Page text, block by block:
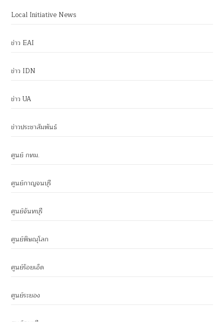
Local Initiative News
ข่าว EAI
ข่าว IDN
ข่าว UA
ข่าวประชาสัมพันธ์
ศูนย์ กทม.
ศูนย์กาญจนบุรี
ศูนย์จันทบุรี
ศูนย์พิษณุโลก
ศูนย์ร้อยเอ็ด
ศูนย์ระยอง